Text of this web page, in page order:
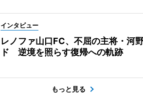
インタビュー
レノファ山口FC、不屈の主将・河
ド 逆境を照らす復帰への軌跡
もっと見る